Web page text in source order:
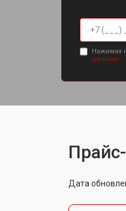
Нажимая
данных.
Дата